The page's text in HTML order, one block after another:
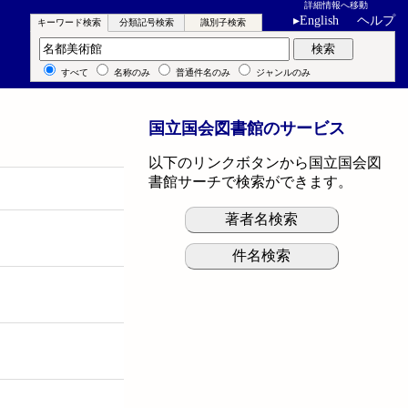
詳細情報へ移動
▸English ヘルプ
キーワード検索 分類記号検索 識別子検索
キーワード検索 検索
すべて 名称のみ 普通件名のみ ジャンルのみ
国立国会図書館のサービス
以下のリンクボタンから国立国会図
書館サーチで検索ができます。
著者名検索
件名検索